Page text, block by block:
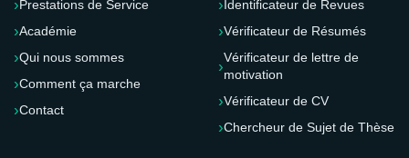
Prestations de Service
Académie
Qui nous sommes
Comment ça marche
Contact
Identificateur de Revues
Vérificateur de Résumés
Vérificateur de lettre de
motivation
Vérificateur de CV
Chercheur de Sujet de Thèse